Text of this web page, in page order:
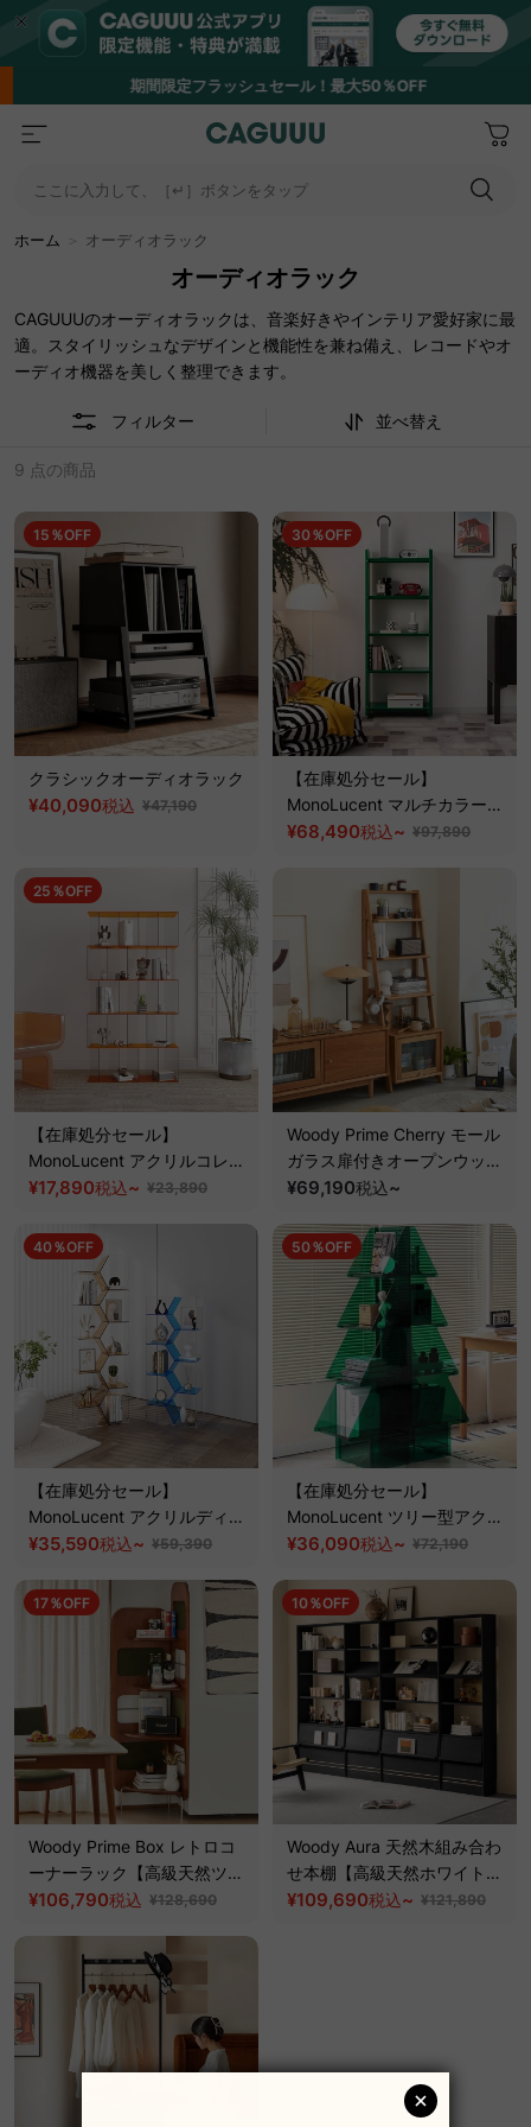
期間限定フラッシュセール！最大50％OFF
ここに入力して、［↵］ボタンをタップ
ホーム オーディオラック
オーディオラック
CAGUUUのオーディオラックは、音楽好きやインテリア愛好家に最
適。スタイリッシュなデザインと機能性を兼ね備え、レコードやオ
ーディオ機器を美しく整理できます。
フィルター 並べ替え
9 点の商品
15％OFF
クラシックオーディオラック
¥40,090税込 ¥47,190
30％OFF
【在庫処分セール】
MonoLucent マルチカラーオ
ープンラック
¥68,490税込~ ¥97,890
25％OFF
【在庫処分セール】
MonoLucent アクリルコレク
ションラック
¥17,890税込~ ¥23,890
Woody Prime Cherry モール
ガラス扉付きオープンウッド
ラック【高級天然チェリー
¥69,190税込~
40％OFF
【在庫処分セール】
MonoLucent アクリルディス
プレイラック
¥35,590税込~ ¥59,390
50％OFF
【在庫処分セール】
MonoLucent ツリー型アクリ
ルラック
¥36,090税込~ ¥72,190
17％OFF
Woody Prime Box レトロコ
ーナーラック【高級天然ツゲ
材】
¥106,790税込 ¥128,690
10％OFF
Woody Aura 天然木組み合わ
せ本棚【高級天然ホワイトア
ッシュ材】
¥109,690税込~ ¥121,890